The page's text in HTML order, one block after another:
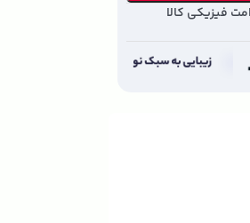
فیزیکی کالا